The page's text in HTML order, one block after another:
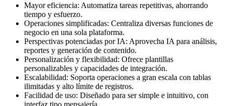
Mayor eficiencia: Automatiza tareas repetitivas, ahorrando
tiempo y esfuerzo.
Operaciones simplificadas: Centraliza diversas funciones de
negocio en una sola plataforma.
Perspectivas potenciadas por IA: Aprovecha IA para análisis,
reportes y generación de contenido.
Personalización y flexibilidad: Ofrece plantillas
personalizables y capacidades de integración.
Escalabilidad: Soporta operaciones a gran escala con tablas
ilimitadas y alto límite de registros.
Facilidad de uso: Diseñado para ser simple e intuitivo, con
interfaz tipo mensajería.